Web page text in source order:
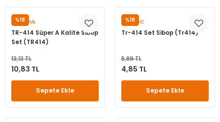
Dolgu Lastikleri
İç Lastikleri
Kapağı
%18
SUNSOUL
TR-414 Süper A Kalite Sibop
Set (TR414)
13,13 TL
10,83 TL
Sepete Ekle
%18
OUYADC
Tr-414 Set Sibop (Tr414)
5,89 TL
4,85 TL
Sepete Ekle